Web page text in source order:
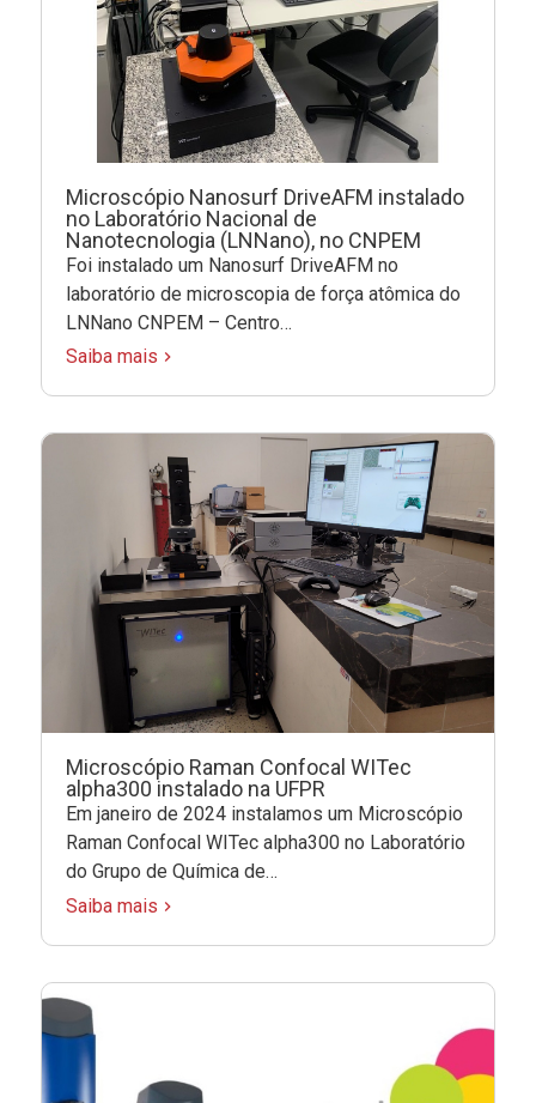
Microscópio Nanosurf DriveAFM instalado
no Laboratório Nacional de
Nanotecnologia (LNNano), no CNPEM
Foi instalado um Nanosurf DriveAFM no
laboratório de microscopia de força atômica do
LNNano CNPEM – Centro…
Saiba mais
Microscópio Raman Confocal WITec
alpha300 instalado na UFPR
Em janeiro de 2024 instalamos um Microscópio
Raman Confocal WITec alpha300 no Laboratório
do Grupo de Química de…
Saiba mais